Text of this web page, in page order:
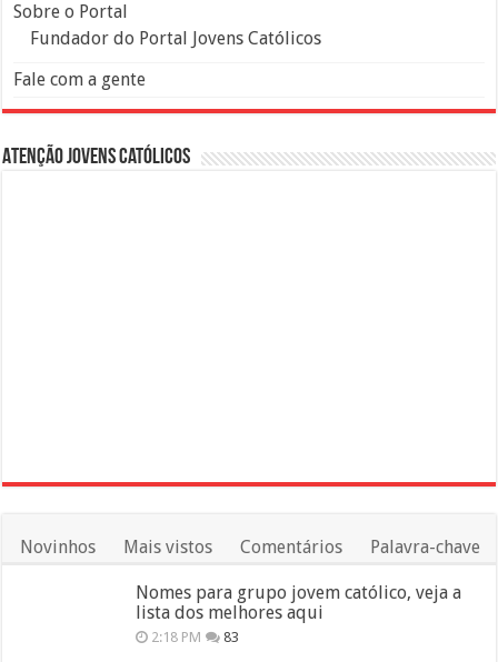
Sobre o Portal
Fundador do Portal Jovens Católicos
Fale com a gente
Atenção Jovens Católicos
Novinhos Mais vistos Comentários Palavra-chave
Nomes para grupo jovem católico, veja a
lista dos melhores aqui
2:18 PM 83